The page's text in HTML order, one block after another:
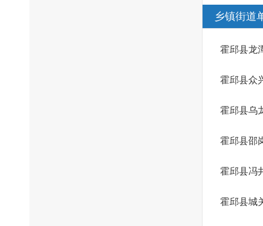
乡镇街道
霍邱县龙
霍邱县众
霍邱县乌
霍邱县邵
霍邱县冯
霍邱县城